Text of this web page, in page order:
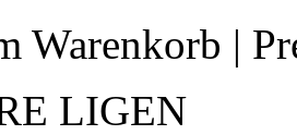
Warenkorb |
LIGEN